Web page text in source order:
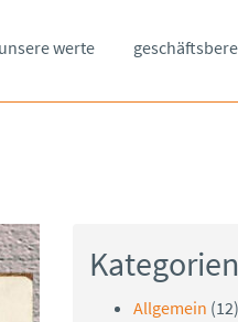
unsere werte
Kategorien
Allgemein (12)